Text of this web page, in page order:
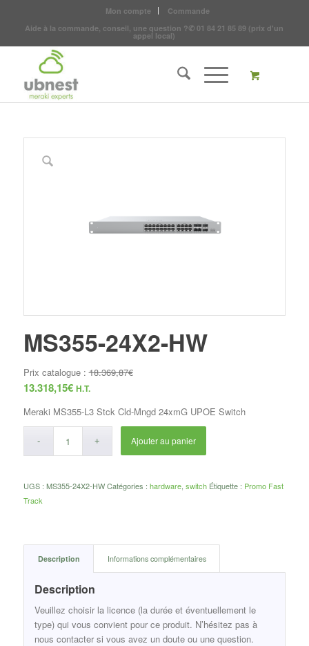
Mon compte
Commande
Aide à la commande, conseil, une question ?✆ 01 84 21 85 89 (prix d'un
appel local)
MS355-24X2-HW
Prix catalogue :18.369,87€
13.318,15€ H.T.
Meraki MS355-L3 Stck Cld-Mngd 24xmG UPOE Switch
Ajouter au panier
UGS : MS355-24X2-HW Catégories : hardware, switch Étiquette : Promo Fast
Track
Description Informations complémentaires
Description
Veuillez choisir la licence (la durée et éventuellement le
type) qui vous convient pour ce produit. N’hésitez pas à
nous contacter si vous avez un doute ou une question.